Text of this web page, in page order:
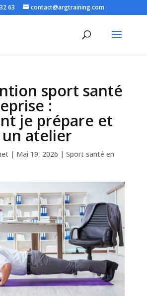
63 contact@argtraining.com
sport santé
:
je prépare et
un atelier
| Mai 19, 2026 | Sport santé en